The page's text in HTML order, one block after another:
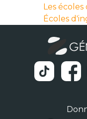
Les
Écoles